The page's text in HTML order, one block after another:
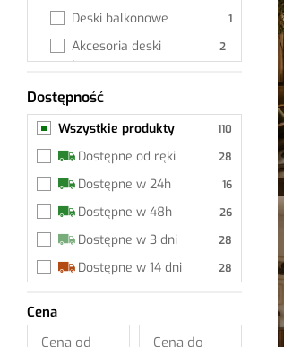
Deski balkonowe
Akcesoria deski
tarasowe
Akcesoria
Dostępność
Wszystkie produkty
Dostępne od ręki
Dostępne w 24h
Dostępne w 48h
Dostępne w 3 dni
Dostępne w 14 dni
Cena